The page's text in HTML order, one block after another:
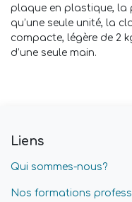
plaque en plastique, la
qu’une seule unité, la
compacte, légère de 2
d’une seule main.
Liens
Qui sommes-nous?
Nos formations